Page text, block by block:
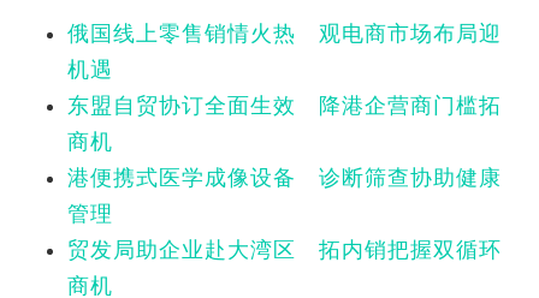
俄国线上零售销情火热 观电商市场布局迎
机遇
东盟自贸协订全面生效 降港企营商门槛拓
商机
港便携式医学成像设备 诊断筛查协助健康
管理
贸发局助企业赴大湾区 拓内销把握双循环
商机